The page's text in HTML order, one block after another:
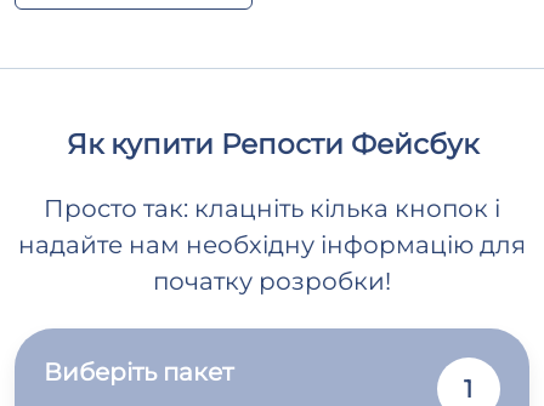
Як купити Репости Фейсбук
Просто так: клацніть кілька кнопок і
надайте нам необхідну інформацію для
початку розробки!
Виберіть пакет
1